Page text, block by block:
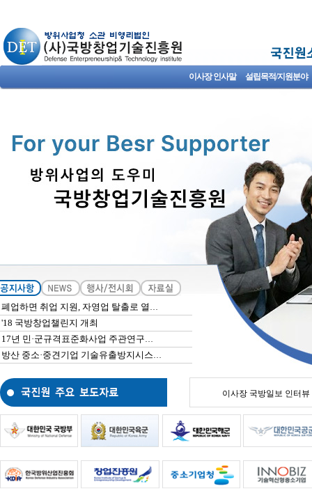
이사장 인사말 설립목적/지원분야
폐업하면 취업 지원, 자영업 탈출로 열어주길
'18 국방창업챌린지 개최
17년 민·군규격표준화사업 주관연구기관 선정을 위한 제안서 공모
방산 중소·중견기업 기술유출방지시스템 구축지원 사업 공고
이사장 국방일보 인터뷰